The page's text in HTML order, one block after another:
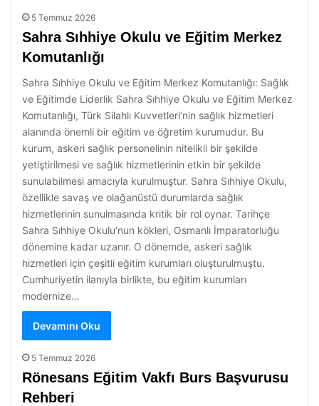
5 Temmuz 2026
Sahra Sıhhiye Okulu ve Eğitim Merkez
Komutanlığı
Sahra Sıhhiye Okulu ve Eğitim Merkez Komutanlığı: Sağlık
ve Eğitimde Liderlik Sahra Sıhhiye Okulu ve Eğitim Merkez
Komutanlığı, Türk Silahlı Kuvvetleri’nin sağlık hizmetleri
alanında önemli bir eğitim ve öğretim kurumudur. Bu
kurum, askeri sağlık personelinin nitelikli bir şekilde
yetiştirilmesi ve sağlık hizmetlerinin etkin bir şekilde
sunulabilmesi amacıyla kurulmuştur. Sahra Sıhhiye Okulu,
özellikle savaş ve olağanüstü durumlarda sağlık
hizmetlerinin sunulmasında kritik bir rol oynar. Tarihçe
Sahra Sıhhiye Okulu’nun kökleri, Osmanlı İmparatorluğu
dönemine kadar uzanır. O dönemde, askeri sağlık
hizmetleri için çeşitli eğitim kurumları oluşturulmuştu.
Cumhuriyetin ilanıyla birlikte, bu eğitim kurumları
modernize…
Devamını Oku
5 Temmuz 2026
Rönesans Eğitim Vakfı Burs Başvurusu
Rehberi